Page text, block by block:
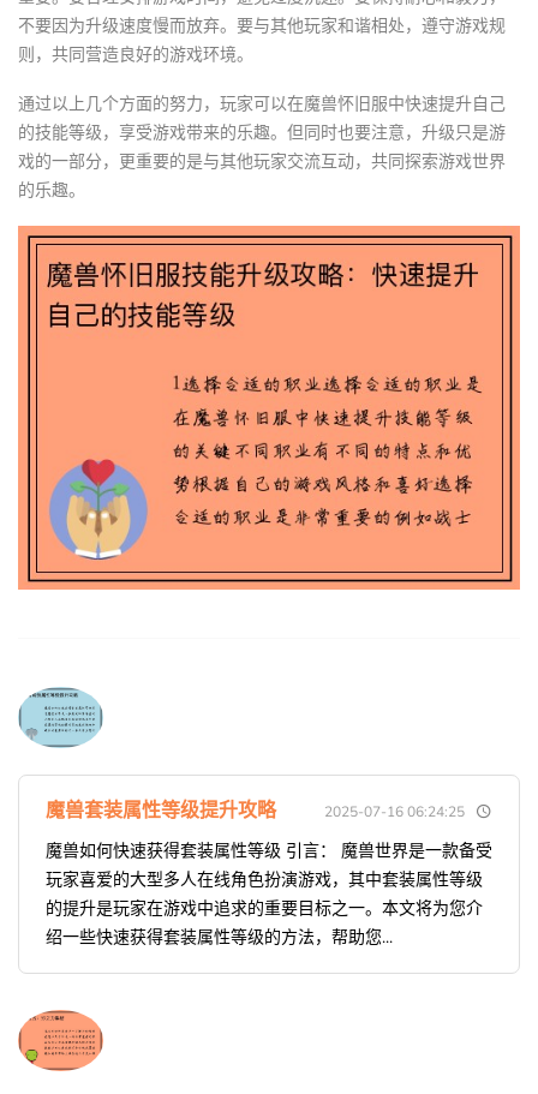
不要因为升级速度慢而放弃。要与其他玩家和谐相处，遵守游戏规
则，共同营造良好的游戏环境。
通过以上几个方面的努力，玩家可以在魔兽怀旧服中快速提升自己
的技能等级，享受游戏带来的乐趣。但同时也要注意，升级只是游
戏的一部分，更重要的是与其他玩家交流互动，共同探索游戏世界
的乐趣。
魔兽套装属性等级提升攻略 2025-07-16 06:24:25
魔兽如何快速获得套装属性等级 引言： 魔兽世界是一款备受
玩家喜爱的大型多人在线角色扮演游戏，其中套装属性等级
的提升是玩家在游戏中追求的重要目标之一。本文将为您介
绍一些快速获得套装属性等级的方法，帮助您...